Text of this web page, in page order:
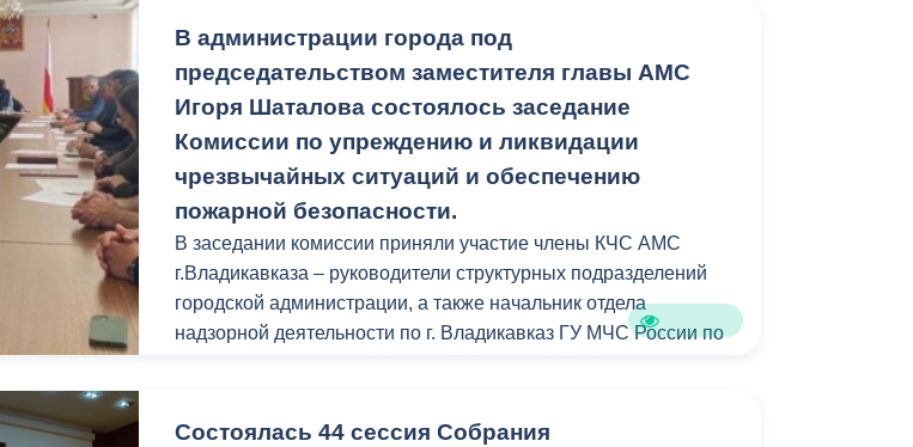
В администрации города под
председательством заместителя главы АМС
Игоря Шаталова состоялось заседание
Комиссии по упреждению и ликвидации
чрезвычайных ситуаций и обеспечению
пожарной безопасности.
В заседании комиссии приняли участие члены КЧС АМС
г.Владикавказа – руководители структурных подразделений
городской администрации, а также начальник отдела
надзорной деятельности по г. Владикавказ ГУ МЧС России по
Состоялась 44 сессия Собрания